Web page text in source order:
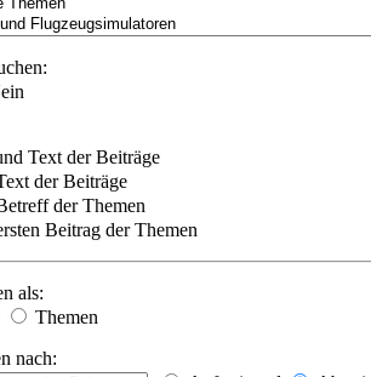
Text der Beiträge
der Beiträge
der Themen
Beitrag der Themen
als:
Themen
nach: